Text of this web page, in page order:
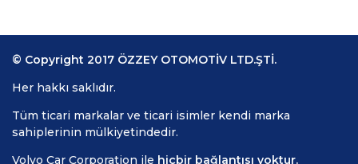
© Copyright 2017 ÖZZEY OTOMOTİV LTD.ŞTİ.
Her hakkı saklıdır.
Tüm ticari markalar ve ticari isimler kendi marka
sahiplerinin mülkiyetindedir.
Volvo Car Corporation ile hiçbir bağlantısı yoktur.